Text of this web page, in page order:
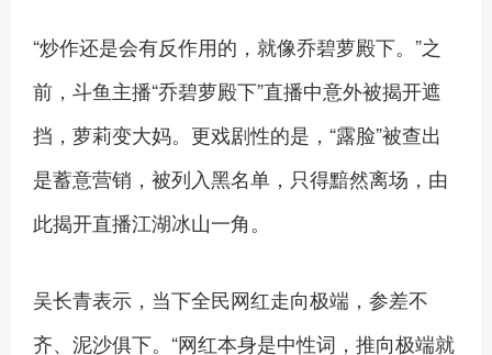
“炒作还是会有反作用的，就像乔碧萝殿下。”之
前，斗鱼主播“乔碧萝殿下”直播中意外被揭开遮
挡，萝莉变大妈。更戏剧性的是，“露脸”被查出
是蓄意营销，被列入黑名单，只得黯然离场，由
此揭开直播江湖冰山一角。
吴长青表示，当下全民网红走向极端，参差不
齐、泥沙俱下。“网红本身是中性词，推向极端就